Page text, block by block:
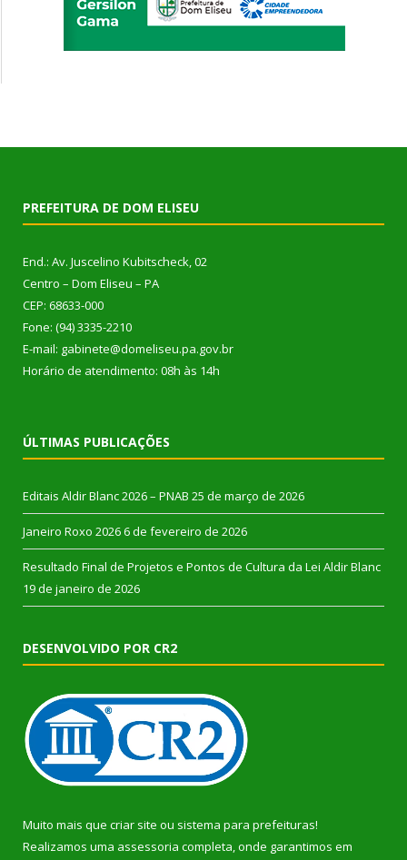
PREFEITURA DE DOM ELISEU
End.: Av. Juscelino Kubitscheck, 02
Centro – Dom Eliseu – PA
CEP: 68633-000
Fone: (94) 3335-2210
E-mail: gabinete@domeliseu.pa.gov.br
Horário de atendimento: 08h às 14h
ÚLTIMAS PUBLICAÇÕES
Editais Aldir Blanc 2026 – PNAB 25 de março de 2026
Janeiro Roxo 2026 6 de fevereiro de 2026
Resultado Final de Projetos e Pontos de Cultura da Lei Aldir Blanc
19 de janeiro de 2026
DESENVOLVIDO POR CR2
Muito mais que criar site ou sistema para prefeituras!
Realizamos uma assessoria completa, onde garantimos em